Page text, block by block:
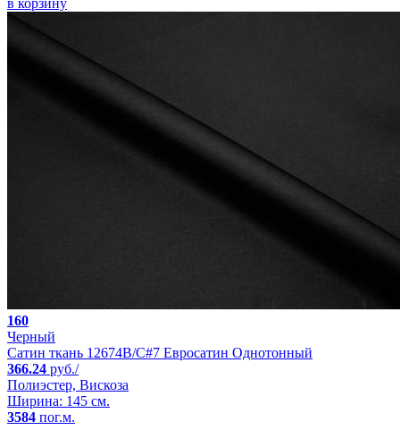
в корзину
160
Черный
Сатин ткань 12674B/C#7 Евросатин Однотонный
366.24 руб./
Полиэстер, Вискоза
Ширина: 145 см.
3584 пог.м.